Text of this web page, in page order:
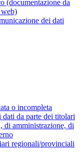
(documentazione da
dei dati
o incompleta
dati da parte dei titolari
di amministrazione, di
regionali/provinciali